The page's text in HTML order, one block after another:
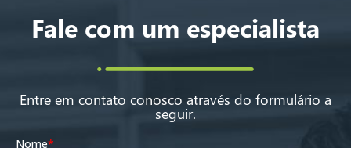
Fale com um especialista
Entre em contato conosco através do formulário a
seguir.